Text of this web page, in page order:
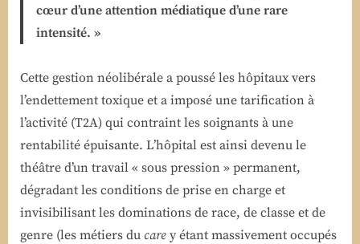
cœur d’une attention médiatique d’une rare
intensité. »
Cette gestion néolibérale a poussé les hôpitaux vers
l’endettement toxique et a imposé une tarification à
l’activité (T2A) qui contraint les soignants à une
rentabilité épuisante. L’hôpital est ainsi devenu le
théâtre d’un travail « sous pression » permanent,
dégradant les conditions de prise en charge et
invisibilisant les dominations de race, de classe et de
genre (les métiers du care y étant massivement occupés